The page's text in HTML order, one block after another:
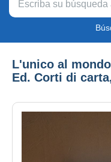
L'unico al
Ed. Corti di